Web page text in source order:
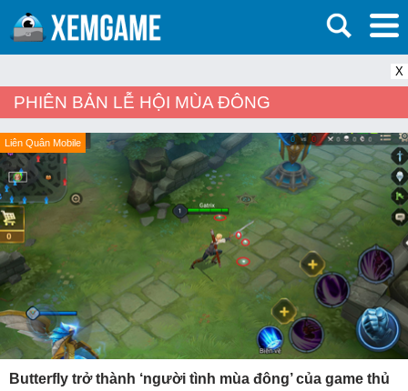
X
PHIÊN BẢN LỄ HỘI MÙA ĐÔNG
Liên Quân Mobile
Butterfly trở thành ‘người tình mùa đông’ của game thủ